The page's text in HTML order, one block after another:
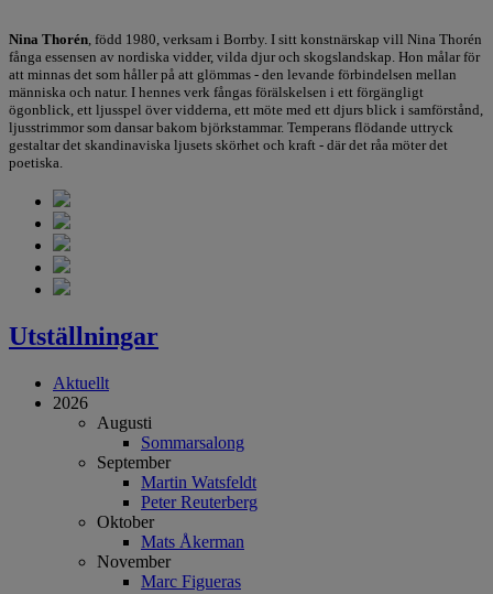
Nina Thorén, född 1980, verksam i Borrby. I sitt konstnärskap vill Nina Thorén
fånga essensen av nordiska vidder, vilda djur och skogslandskap. Hon målar för
att minnas det som håller på att glömmas - den levande förbindelsen mellan
människa och natur. I hennes verk fångas förälskelsen i ett förgängligt
ögonblick, ett ljusspel över vidderna, ett möte med ett djurs blick i samförstånd,
ljusstrimmor som dansar bakom björkstammar. Temperans flödande uttryck
gestaltar det skandinaviska ljusets skörhet och kraft - där det råa möter det
poetiska.
Utställningar
Aktuellt
2026
Augusti
Sommarsalong
September
Martin Watsfeldt
Peter Reuterberg
Oktober
Mats Åkerman
November
Marc Figueras